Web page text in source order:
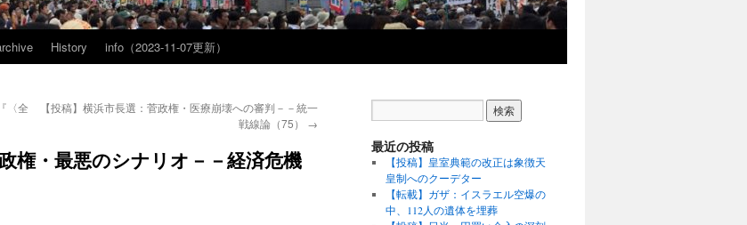
History info（2023-11-07更新）
〈全
【投稿】横浜市長選：菅政権・医療崩壊への審判－－統一
戦線論（75） →
権・最悪のシナリオ－－経済危機
最近の投稿
【投稿】皇室典範の改正は象徴天
皇制へのクーデター
【転載】ガザ：イスラエル空爆の
中、112人の遺体を埋葬